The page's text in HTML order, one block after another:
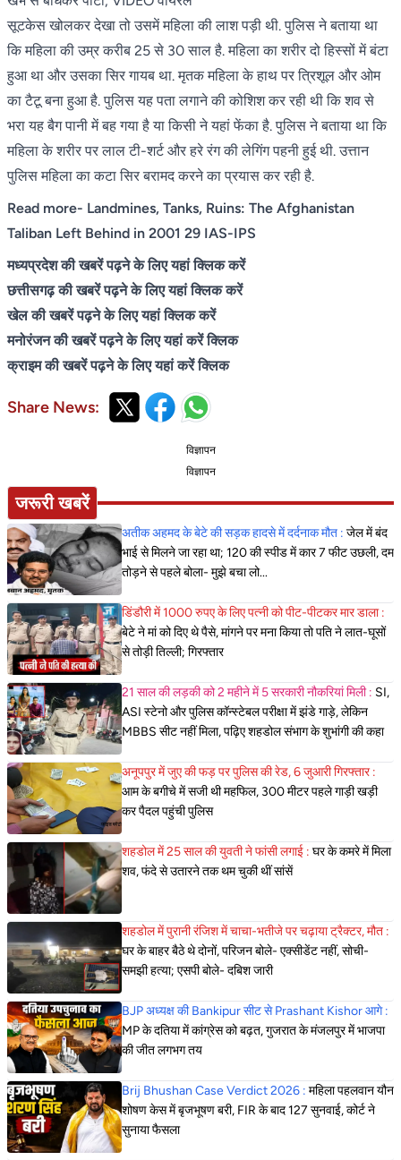
सूटकेस खोलकर देखा तो उसमें महिला की लाश पड़ी थी. पुलिस ने बताया था
कि महिला की उम्र करीब 25 से 30 साल है. महिला का शरीर दो हिस्सों में बंटा
हुआ था और उसका सिर गायब था. मृतक महिला के हाथ पर त्रिशूल और ओम
का टैटू बना हुआ है. पुलिस यह पता लगाने की कोशिश कर रही थी कि शव से
भरा यह बैग पानी में बह गया है या किसी ने यहां फेंका है. पुलिस ने बताया था कि
महिला के शरीर पर लाल टी-शर्ट और हरे रंग की लेगिंग पहनी हुई थी. उत्तान
पुलिस महिला का कटा सिर बरामद करने का प्रयास कर रही है.
Read more- Landmines, Tanks, Ruins: The Afghanistan
Taliban Left Behind in 2001 29 IAS-IPS
मध्यप्रदेश की खबरें पढ़ने के लिए यहां क्लिक करें
छत्तीसगढ़ की खबरें पढ़ने के लिए यहां क्लिक करें
खेल की खबरें पढ़ने के लिए यहां क्लिक करें
मनोरंजन की खबरें पढ़ने के लिए यहां करें क्लिक
क्राइम की खबरें पढ़ने के लिए यहां करें क्लिक
Share News:
विज्ञापन
विज्ञापन
जरूरी खबरें
अतीक अहमद के बेटे की सड़क हादसे में दर्दनाक मौत : जेल में बंद
भाई से मिलने जा रहा था; 120 की स्पीड में कार 7 फीट उछली, दम
तोड़ने से पहले बोला- मुझे बचा लो...
डिंडौरी में 1000 रुपए के लिए पत्नी को पीट-पीटकर मार डाला :
बेटे ने मां को दिए थे पैसे, मांगने पर मना किया तो पति ने लात-घूसों
से तोड़ी तिल्ली; गिरफ्तार
21 साल की लड़की को 2 महीने में 5 सरकारी नौकरियां मिली : SI,
ASI स्टेनो और पुलिस कॉन्स्टेबल परीक्षा में झंडे गाड़े, लेकिन
MBBS सीट नहीं मिला, पढ़िए शहडोल संभाग के शुभांगी की कहा
अनूपपुर में जुए की फड़ पर पुलिस की रेड, 6 जुआरी गिरफ्तार :
आम के बगीचे में सजी थी महफिल, 300 मीटर पहले गाड़ी खड़ी
कर पैदल पहुंची पुलिस
शहडोल में 25 साल की युवती ने फांसी लगाई : घर के कमरे में मिला
शव, फंदे से उतारने तक थम चुकी थीं सांसें
शहडोल में पुरानी रंजिश में चाचा-भतीजे पर चढ़ाया ट्रैक्टर, मौत :
घर के बाहर बैठे थे दोनों, परिजन बोले- एक्सीडेंट नहीं, सोची-
समझी हत्या; एसपी बोले- दबिश जारी
BJP अध्यक्ष की Bankipur सीट से Prashant Kishor आगे :
MP के दतिया में कांग्रेस को बढ़त, गुजरात के मंजलपुर में भाजपा
की जीत लगभग तय
Brij Bhushan Case Verdict 2026 : महिला पहलवान यौन
शोषण केस में बृजभूषण बरी, FIR के बाद 127 सुनवाई, कोर्ट ने
सुनाया फैसला